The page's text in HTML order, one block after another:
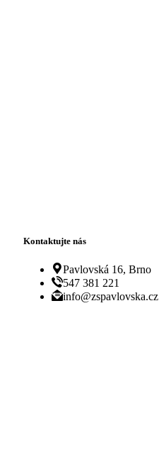
Kontaktujte nás
Pavlovská 16, Brno
547 381 221
info@zspavlovska.cz